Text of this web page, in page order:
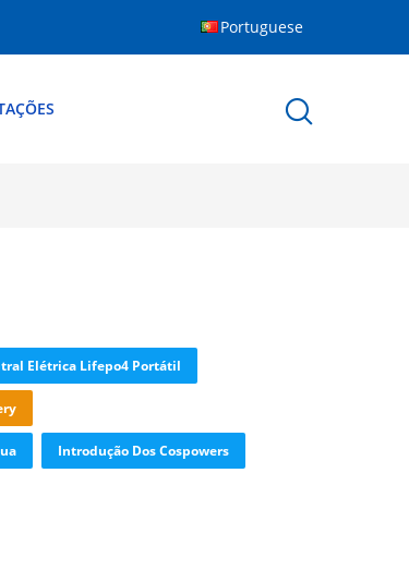
Portuguese
Elétrica Lifepo4 Portátil
Introdução Dos Cospowers